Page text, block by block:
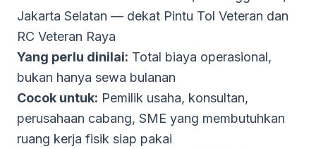
Jakarta Selatan — dekat Pintu Tol Veteran dan
RC Veteran Raya
Yang perlu dinilai: Total biaya operasional,
bukan hanya sewa bulanan
Cocok untuk: Pemilik usaha, konsultan,
perusahaan cabang, SME yang membutuhkan
ruang kerja fisik siap pakai